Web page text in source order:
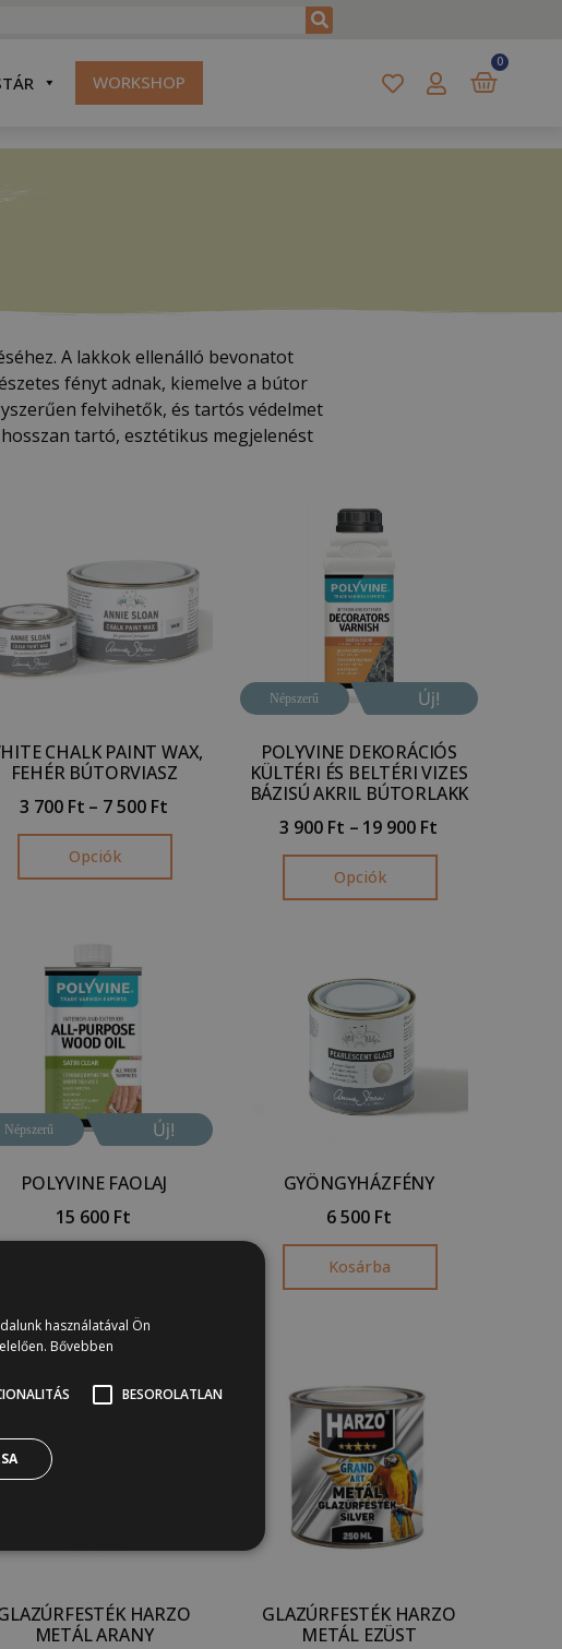
WORKSHOP
0
A lakkok ellenálló bevonatot
fényt adnak, kiemelve a bútor
felvihetők, és tartós védelmet
tartó, esztétikus megjelenést
CHALK PAINT WAX,
FEHÉR BÚTORVIASZ
3 700 Ft – 7 500 Ft
Opciók
Népszerű Új!
POLYVINE DEKORÁCIÓS
KÜLTÉRI ÉS BELTÉRI VIZES
BÁZISÚ AKRIL BÚTORLAKK
3 900 Ft – 19 900 Ft
Opciók
Népszerű Új!
POLYVINE FAOLAJ
15 600 Ft
GYÖNGYHÁZFÉNY
6 500 Ft
Kosárba
HARZO
METÁL ARANY
GLAZÚRFESTÉK HARZO
METÁL EZÜST
használatával Ön
Bővebben
BESOROLATLAN